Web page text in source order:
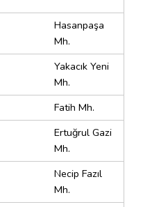
Hasanpaşa
Mh.
Yakacık Yeni
Mh.
Fatih Mh.
Ertuğrul Gazi
Mh.
Necip Fazıl
Mh.